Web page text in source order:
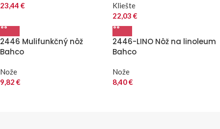
23,44 €
Kliešte
22,03 €
2446 Mulifunkčný nôž
Bahco
Nože
9,82 €
2446-LINO Nôž na linoleum
Bahco
Nože
8,40€